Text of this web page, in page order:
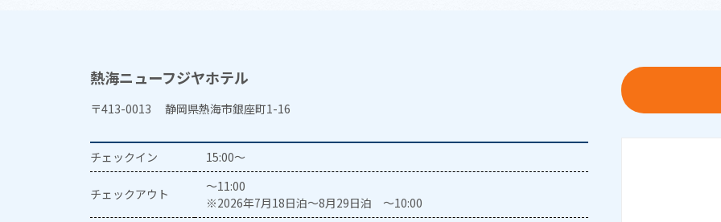
熱海ニューフジヤホテル
〒413-0013 静岡県熱海市銀座町1-16
チェックイン 15:00～
チェックアウト
～11:00
※2026年7月18日泊～8月29日泊 ～10:00